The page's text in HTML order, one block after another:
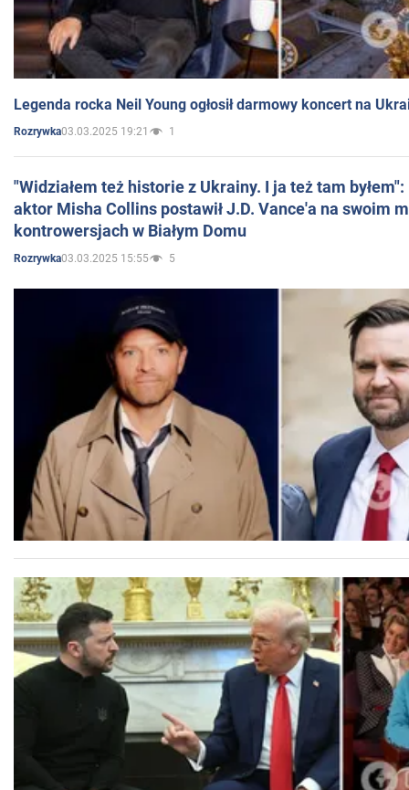
Legenda rocka Neil Young ogłosił darmowy koncert na
Rozrywka03.03.2025 19:21 1
"Widziałem też historie z Ukrainy. I ja też tam
aktor Misha Collins postawił J.D. Vance'a na swoim
kontrowersjach w Białym Domu
Rozrywka03.03.2025 15:55 5